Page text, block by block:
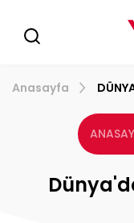
Anasayfa